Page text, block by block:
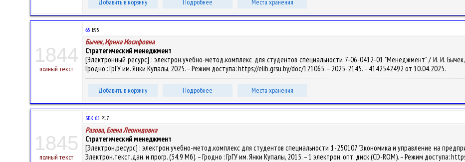
Добавить в корзину Подробнее Места хранения
1844
полный текст
65 Б95
Бычек, Ирина Иосифовна
Стратегический менеджмент
[Электронный ресурс] : электрон.учебно-метод.комплекс для студентов специальности 7-06-0412-01 "Менеджмент" / И. И. Бычек,
Гродно : ГрГУ им. Янки Купалы, 2025. – Режим доступа: https://elib.grsu.by/doc/121065. – 2025-2145. – 4142542492 от 10.04.2025.
Добавить в корзину Подробнее Места хранения
1845
полный текст
ББК 65.Р17
Разова, Елена Леонидовна
Стратегический менеджмент
[Электрон.ресурс] : электрон.учебно-метод.комплекс для студентов специальности 1-250107 "Экономика и управление на
Электрон.текст.дан. и прогр. (34,9 Мб). – Гродно : ГрГУ им. Янки Купалы, 2015. – 1 электрон. опт. диск (CD-ROM). – Режим доступа: